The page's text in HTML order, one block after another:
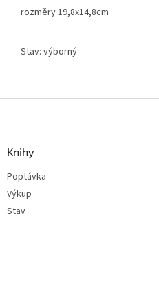
rozměry 19,8x14,8cm
Stav: výborný
Knihy
Poptávka
Výkup
Stav